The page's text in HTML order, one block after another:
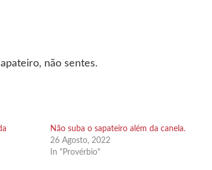
não sentes.
Não suba o sapateiro além da canela.
26 Agosto, 2022
In "Provérbio"